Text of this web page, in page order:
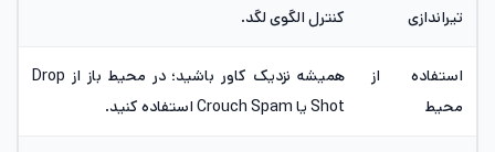
تیراندازی
کنترل الگوی لگد.
استفاده از
محیط
همیشه نزدیک کاور باشید؛ در محیط باز از Drop
Shot یا Crouch Spam استفاده کنید.